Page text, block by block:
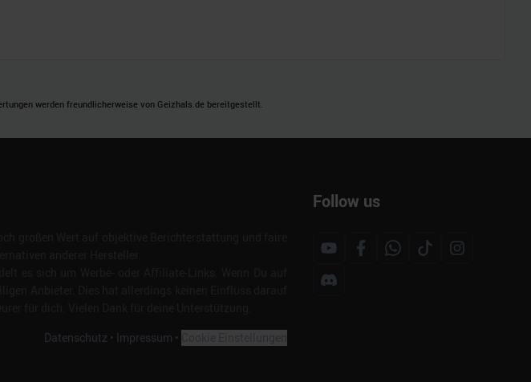
werden freundlicherweise von Geizhals.de bereitgestellt.
Datenschutz • Impressum •
Follow us